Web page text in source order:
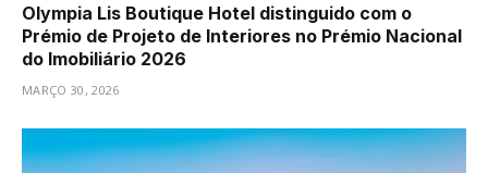
Olympia Lis Boutique Hotel distinguido com o
Prémio de Projeto de Interiores no Prémio Nacional
do Imobiliário 2026
MARÇO 30, 2026